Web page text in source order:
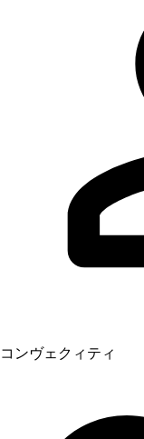
コンヴェクィティ